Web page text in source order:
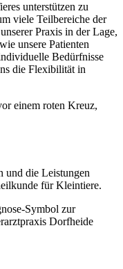
unterstützen zu
viele Teilbereiche der
Praxis in der Lage,
unsere Patienten
Bedürfnisse
die Flexibilität in
und die Leistungen
für Kleintiere.